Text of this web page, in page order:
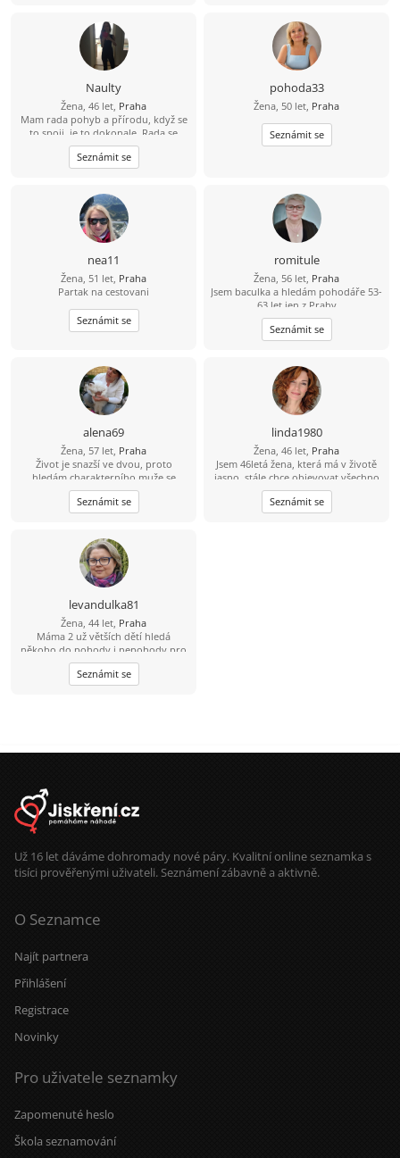
Naulty
Žena, 46 let, Praha
Mam rada pohyb a přírodu, když se
to spoji, je to dokonale. Rada se
zabyvam různými druhy cvičení a
zdravým životním stylem, ale
samozrejme rezervy jsou ;-). Osobni
zábavná cesta. Byla bych rada,
kdybys na tom alespon castecne byl
podobne, je přínosem spolu růst :-).
Ale koníčky nemusíme mít stejne, je
fajn se i oddělit, stejný bychom měli
mít takový ten základ lidství…
Seznámit se
pohoda33
Žena, 50 let, Praha
Seznámit se
nea11
Žena, 51 let, Praha
Partak na cestovani
Seznámit se
romitule
Žena, 56 let, Praha
Jsem baculka a hledám pohodáře 53-
63 let jen z Prahy
Seznámit se
alena69
Žena, 57 let, Praha
Život je snazší ve dvou, proto
hledám charakterního muže se
smyslem pro humor, s kterým si
můžeme být oporou i v době, kdy
nám nebude do smíchu.
Seznámit se
linda1980
Žena, 46 let, Praha
Jsem 46letá žena, která má v životě
jasno, stále chce objevovat všechno
hezké, co život nabízí. Láká mě
poznávání nových míst ať už jde o
výlet po hradech, nebo objevování
Seznámit se
levandulka81
Žena, 44 let, Praha
Máma 2 už větších dětí hledá
někoho do pohody i nepohody pro
nás 3. Jsem poměrně akční, ale umím
i odpočívat. Ráda bych někoho kdo
chce opravdu vztah a nechce trávit
Seznámit se
Už 16 let dáváme dohromady nové páry. Kvalitní online seznamka s
tisíci prověřenými uživateli. Seznámení zábavně a aktivně.
O Seznamce
Najít partnera
Přihlášení
Registrace
Novinky
Pro uživatele seznamky
Zapomenuté heslo
Škola seznamování